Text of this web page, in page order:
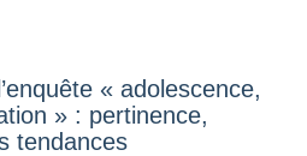
« adolescence,
» : pertinence,
tendances